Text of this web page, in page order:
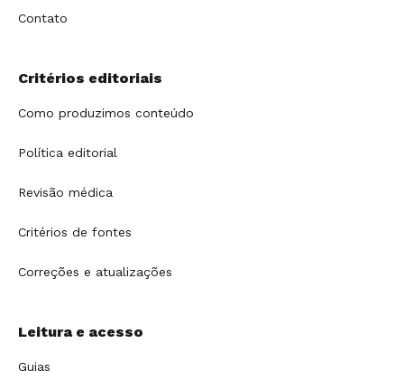
Contato
Critérios editoriais
Como produzimos conteúdo
Política editorial
Revisão médica
Critérios de fontes
Correções e atualizações
Leitura e acesso
Guias